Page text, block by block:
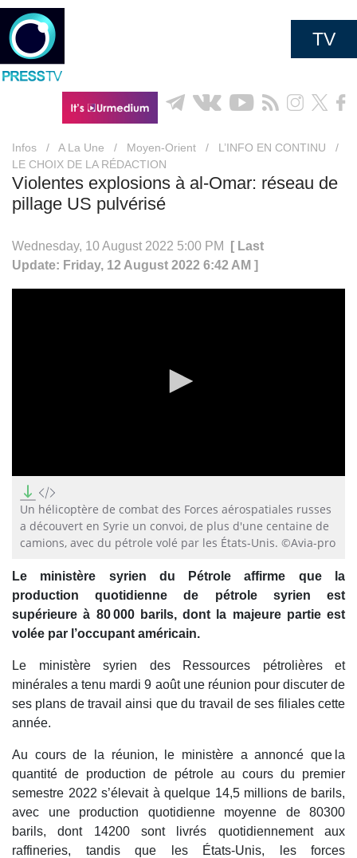
TV
Infos / A La Une / Moyen-Orient / L’INFO EN CONTINU
/
LE CHOIX DE LA RÉDACTION
Violentes explosions à al-Omar: réseau de
pillage US pulvérisé
Wednesday, 10 August 2022 5:00 PM
[ Last
Update: Friday, 12 August 2022 6:42 AM ]
seconds
of
seconds
Un hélicoptère de combat des Forces aérospatiales russes
a découvert en Syrie un convoi, de plus d'une centaine de
camions, avec du pétrole volé par les États-Unis. ©Avia-pro
Le ministère syrien du Pétrole affirme que la
production quotidienne de pétrole syrien est
supérieure à 80 000 barils, dont la majeure partie est
volée par l’occupant américain.
Le ministère syrien des Ressources pétrolières et
minérales a tenu mardi 9 août une réunion pour discuter de
ses plans de travail ainsi que du travail de ses filiales cette
année.
Au cours de la réunion, le ministère a annoncé que la
quantité de production de pétrole au cours du premier
semestre 2022 s’élevait à quelque 14,5 millions de barils,
avec une production quotidienne moyenne de 80300
barils, dont 14200 sont livrés quotidiennement aux
raffineries, tandis que les États-Unis, les forces